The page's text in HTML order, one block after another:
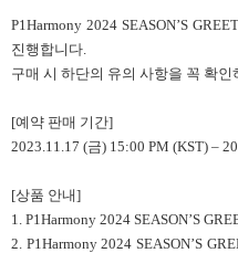
P1Harmony 2024 SEASON’S
진행합니다.
구매 시 하단의 유의 사항을 꼭 확
[예약 판매 기간]
2023.11.17 (금) 15:00 PM (KST) –
[상품 안내]
1. P1Harmony 2024 SEASON’S
2. P1Harmony 2024 SEASON’S